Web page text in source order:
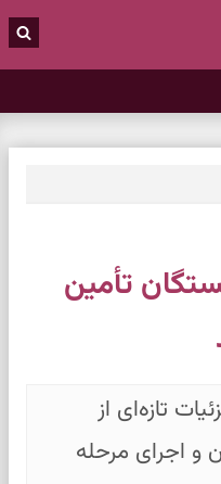
تأمین
تازه‌ای از
و اجرای مرحله